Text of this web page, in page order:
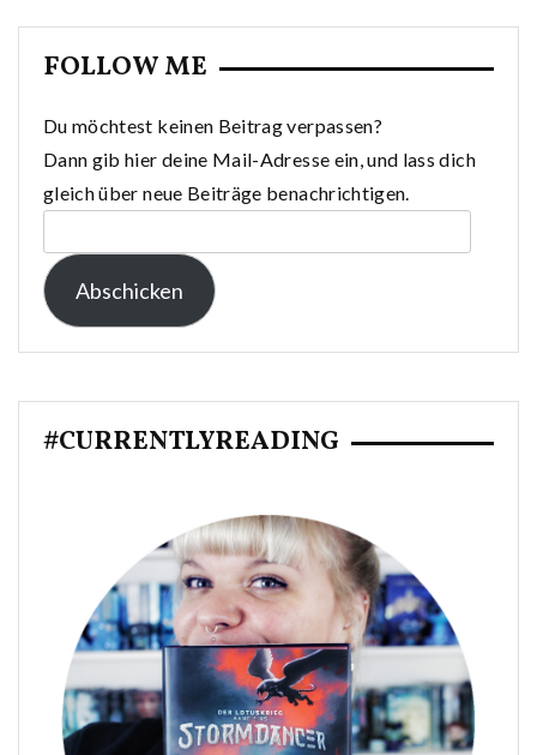
FOLLOW ME
Du möchtest keinen Beitrag verpassen?
Dann gib hier deine Mail-Adresse ein, und lass dich
gleich über neue Beiträge benachrichtigen.
Mail-
Adresse:
Abschicken
#CURRENTLYREADING